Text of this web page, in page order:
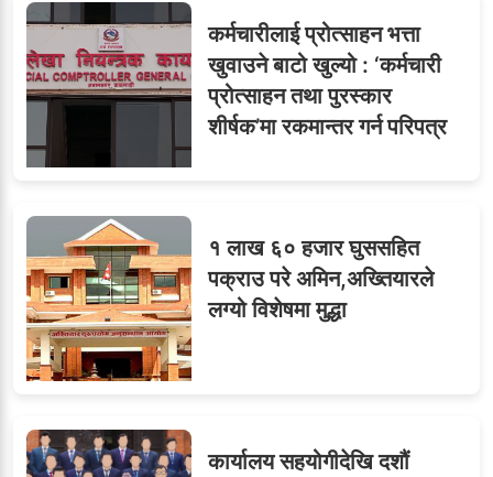
९ ओएनएमका नाममा अत्याचार :
सब–इन्जिनियरहरुको गम्भीर
ध्यानाकर्षण
कर्मचारीलाई प्रोत्साहन भत्ता
खुवाउने बाटो खुल्यो : ‘कर्मचारी
प्रोत्साहन तथा पुरस्कार
शीर्षक’मा रकमान्तर गर्न परिपत्र
१ लाख ६० हजार घुससहित
पक्राउ परे अमिन,अख्तियारले
लग्यो विशेषमा मुद्धा
कार्यालय सहयोगीदेखि दशौं